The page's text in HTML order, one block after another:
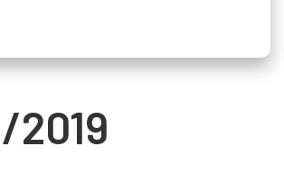
2019